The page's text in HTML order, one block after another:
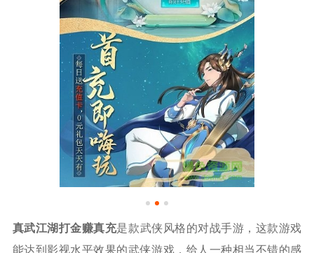
真武江湖打金赚真充是款武侠风格的对战手游，这款游戏
能达到影视水平效果的武侠游戏，给人一种相当不错的感